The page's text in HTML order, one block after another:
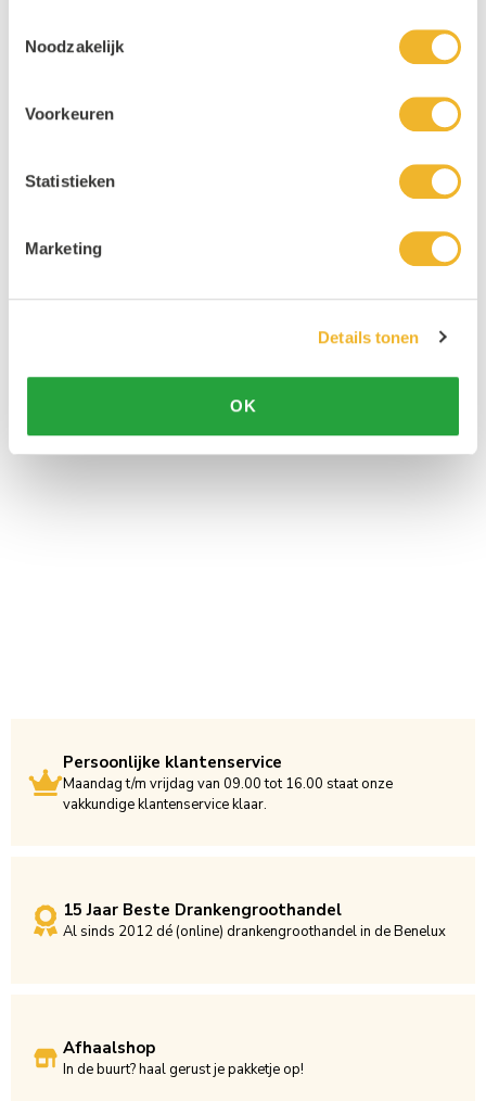
Noodzakelijk
Voorkeuren
Statistieken
Marketing
Details tonen
OK
Persoonlijke klantenservice
Maandag t/m vrijdag van 09.00 tot 16.00 staat onze
vakkundige klantenservice klaar.
15 Jaar Beste Drankengroothandel
Al sinds 2012 dé (online) drankengroothandel in de Benelux
Afhaalshop
In de buurt? haal gerust je pakketje op!